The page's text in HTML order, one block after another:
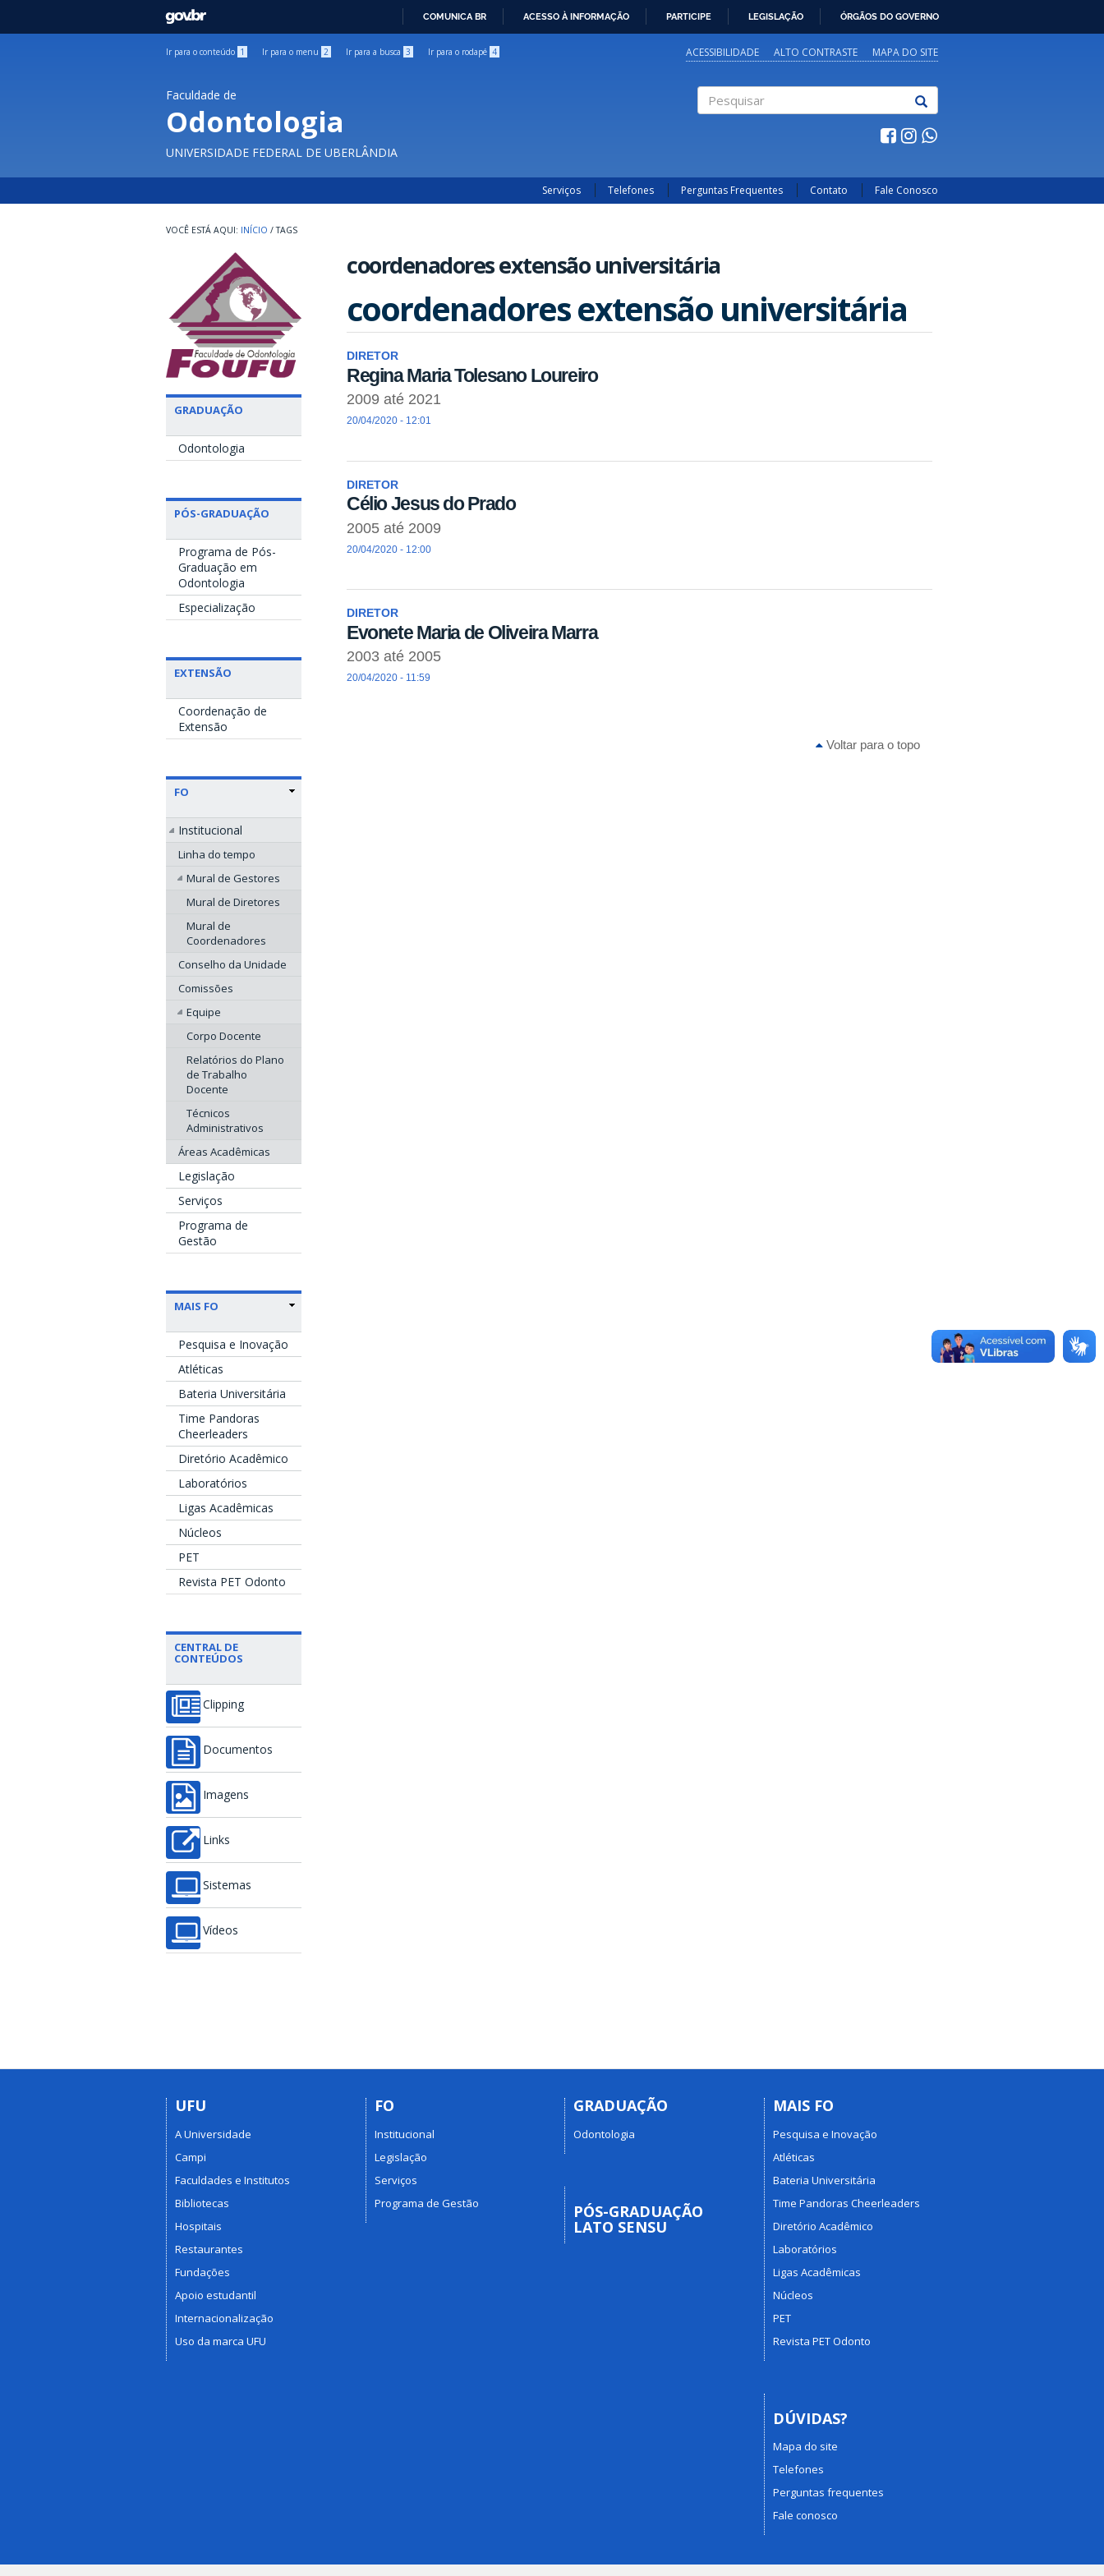
GOVBR
COMUNICA BR ACESSO À INFORMAÇÃO PARTICIPE LEGISLAÇÃO ÓRGÃOS DO GOVERNO
Ir para o conteúdo 1 Ir para o menu 2 Ir para a busca 3 Ir para o rodapé 4 ACESSIBILIDADE ALTO CONTRASTE MAPA DO SITE
Faculdade de
Odontologia
UNIVERSIDADE FEDERAL DE UBERLÂNDIA
Serviços Telefones Perguntas Frequentes Contato Fale Conosco
INÍCIO / TAGS
GRADUAÇÃO
Odontologia
PÓS-GRADUAÇÃO
Programa de Pós-
Graduação em
Odontologia
Especialização
EXTENSÃO
Coordenação de
Extensão
FO
Institucional
Linha do tempo
Mural de Gestores
Mural de Diretores
Mural de
Coordenadores
Conselho da Unidade
Comissões
Equipe
Corpo Docente
Relatórios do Plano
de Trabalho
Docente
Técnicos
Administrativos
Áreas Acadêmicas
Legislação
Serviços
Programa de
Gestão
MAIS FO
Pesquisa e Inovação
Atléticas
Bateria Universitária
Time Pandoras
Cheerleaders
Diretório Acadêmico
Laboratórios
Ligas Acadêmicas
Núcleos
PET
Revista PET Odonto
CENTRAL DE
CONTEÚDOS
Clipping
Documentos
Imagens
Links
Sistemas
Vídeos
coordenadores extensão universitária
coordenadores extensão universitária
DIRETOR
Regina Maria Tolesano Loureiro
2009 até 2021
20/04/2020 - 12:01
DIRETOR
Célio Jesus do Prado
2005 até 2009
20/04/2020 - 12:00
DIRETOR
Evonete Maria de Oliveira Marra
2003 até 2005
20/04/2020 - 11:59
Voltar para o topo
UFU
A Universidade
Campi
Faculdades e Institutos
Bibliotecas
Hospitais
Restaurantes
Fundações
Apoio estudantil
Internacionalização
Uso da marca UFU
FO
Institucional
Legislação
Serviços
Programa de Gestão
GRADUAÇÃO
Odontologia
PÓS-GRADUAÇÃO
LATO SENSU
MAIS FO
Pesquisa e Inovação
Atléticas
Bateria Universitária
Time Pandoras Cheerleaders
Diretório Acadêmico
Laboratórios
Ligas Acadêmicas
Núcleos
PET
Revista PET Odonto
DÚVIDAS?
Mapa do site
Telefones
Perguntas frequentes
Fale conosco